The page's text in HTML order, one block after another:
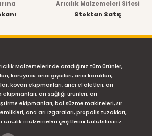
Arıcılık Malzemeleri Sitesi
Stoktan Satış
Malzemelerinde aradığınız tüm ürünler,
koruyucu arıcı giysileri, arıcı körükleri,
kovan ekipmanları, arıcı el aletleri, arı
arı sağlığı ürünleri, arı
ekipmanları, bal süzme makineleri, sır
ana arı ızgaraları, propolis tuzakları,
malzemeleri çeşitlerini bulabilirsiniz.